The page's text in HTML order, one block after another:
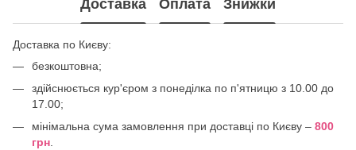
Доставка Оплата Знижки
Доставка по Києву:
безкоштовна;
здійснюється кур'єром з понеділка по п'ятницю з 10.00 до
17.00;
мінімальна сума замовлення при доставці по Києву – 800
грн.